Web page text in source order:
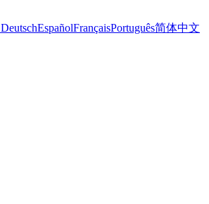
DeutschEspañolFrançaisPortuguês简体中文